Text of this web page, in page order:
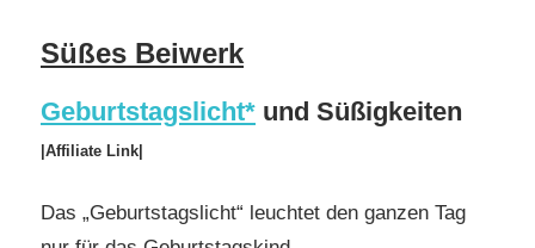
Süßes Beiwerk
Geburtstagslicht* und Süßigkeiten
|Affiliate Link|
Das „Geburtstagslicht“ leuchtet den ganzen Tag